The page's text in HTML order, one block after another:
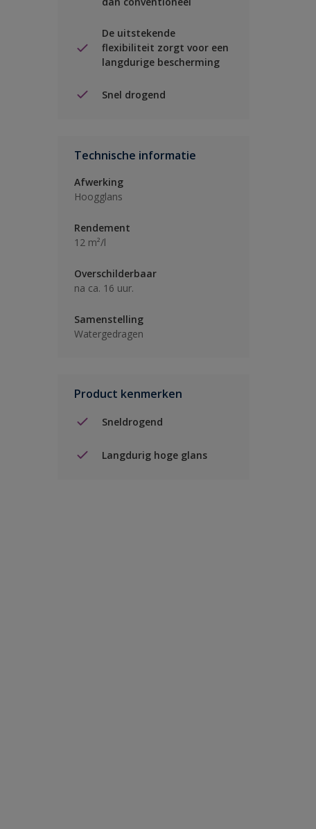
De uitstekende
flexibiliteit zorgt voor een
langdurige bescherming
Snel drogend
Technische informatie
Afwerking
Hoogglans
Rendement
12 m²/l
Overschilderbaar
na ca. 16 uur.
Samenstelling
Watergedragen
Product kenmerken
Sneldrogend
Langdurig hoge glans